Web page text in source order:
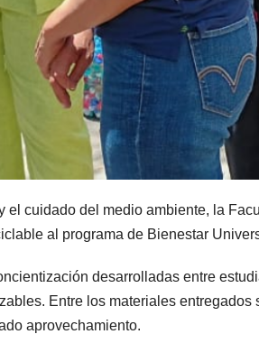
cuidado del medio ambiente, la
al programa de Bienestar
desarrolladas entre
Entre los materiales
aprovechamiento.